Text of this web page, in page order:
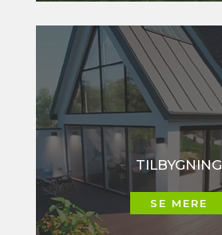
TILBYGNING
SE MERE